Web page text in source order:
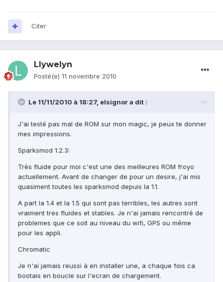
Citer
Llywelyn
Posté(e) 11 novembre 2010
Le 11/11/2010 à 18:27, elsignor a dit :
J'ai testé pas mal de ROM sur mon magic, je peux te donner
mes impressions.
Sparksmod 1.2.3:
Très fluide pour moi c'est une des meilleures ROM froyo
actuellement. Avant de changer de pour un desire, j'ai mis
quasiment toutes les sparksmod depuis la 1.1.
A part la 1.4 et la 1.5 qui sont pas terribles, les autres sont
vraiment tres fluides et stables. Je n'ai jamais rencontré de
problemes que ce soit au niveau du wifi, GPS ou même
pour les appli.
Chromatic
Je n'ai jamais reussi à en installer une, a chaque fois ca
bootais en boucle sur l'ecran de chargement.